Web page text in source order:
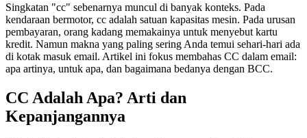
Singkatan "cc" sebenarnya muncul di banyak konteks. Pada
kendaraan bermotor, cc adalah satuan kapasitas mesin. Pada urusan
pembayaran, orang kadang memakainya untuk menyebut kartu
kredit. Namun makna yang paling sering Anda temui sehari-hari ada
di kotak masuk email. Artikel ini fokus membahas CC dalam email:
apa artinya, untuk apa, dan bagaimana bedanya dengan BCC.
CC Adalah Apa? Arti dan
Kepanjangannya